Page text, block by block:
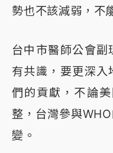
勢也不該減弱，不
台中市醫師公會
有共識，要更深
們的貢獻，不論
整，台灣參與
變。